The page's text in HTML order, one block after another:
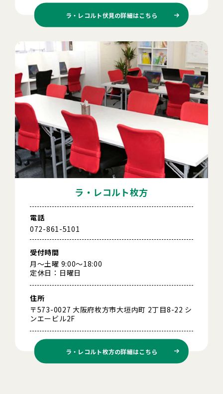
ラ・レコルト伏見の詳細はこちら
ラ・レコルト枚方
電話
072-861-5101
受付時間
月～土曜 9:00～18:00
定休日：日曜日
住所
〒573-0027 大阪府枚方市大垣内町 2丁目8-22 シ
ンエービル2F
ラ・レコルト枚方の詳細はこちら